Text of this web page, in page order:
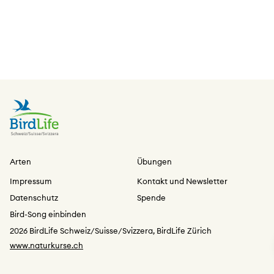
Arten
Übungen
Impressum
Kontakt und Newsletter
Datenschutz
Spende
Bird-Song einbinden
2026 BirdLife Schweiz/Suisse/Svizzera, BirdLife Zürich
www.naturkurse.ch